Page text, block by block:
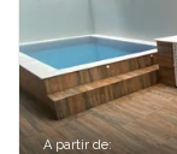
A partir de: